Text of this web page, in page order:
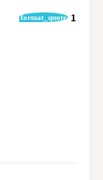
format_quote 1